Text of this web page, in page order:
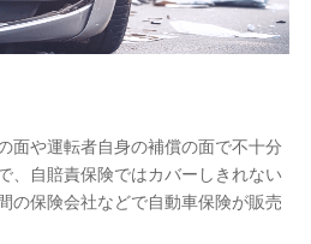
トカード番号、性別、年齢、家族
残高、dポイント利用履歴などが
コモが提供する各種サービスな
が提供する各種サービスのご契
ターネット利用時の行動に関す
ン利用時の行動に関する情報、
品の名称・購入場所・決済に関
回答に関する情報などが含まれ
面や運転者自身の補償の面で不十分
、自賠責保険ではカバーしきれない
の保険会社などで自動車保険が販売